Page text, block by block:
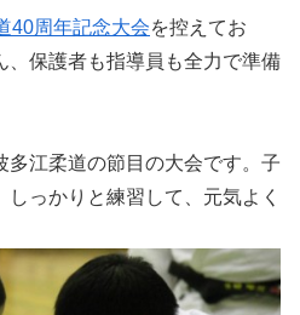
40周年記念大会を控えてお
、保護者も指導員も全力で準備
多江柔道の節目の大会です。子
っかりと練習して、元気よく